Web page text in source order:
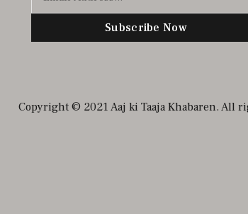
Subscribe Now
Copyright © 2021 Aaj ki Taaja Khabaren. All